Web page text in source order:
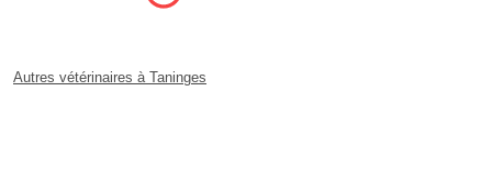
Autres vétérinaires à Taninges